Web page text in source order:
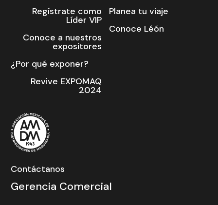
Regístrate como
Líder VIP
Conoce a nuestros
expositores
¿Por qué exponer?
Revive EXPOMAQ
2024
Planea tu viaje
Conoce Léón
Contáctanos
Gerencia Comercial